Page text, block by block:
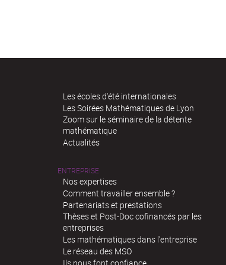
Les écoles d'été internationales
Les Soirées Mathématiques de Lyon
Zoom sur le séminaire de la détente
mathématique
Actualités
ENTREPRISE
Nos expertises
Comment travailler ensemble ?
Partenariats et prestations
Thèses et Post-Doc cofinancés par les
entreprises
Les mathématiques dans l’entreprise
Le réseau des MSO